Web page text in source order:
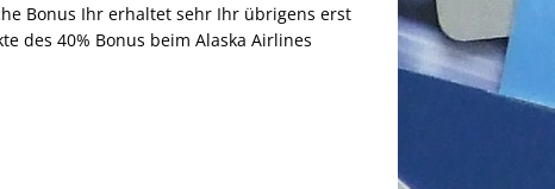
Bonus Ihr erhaltet sehr Ihr übrigens erst
des 40% Bonus beim Alaska Airlines